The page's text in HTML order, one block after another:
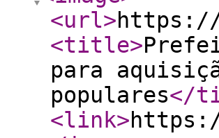
<url>https://
<title>
para
populares</
<link>